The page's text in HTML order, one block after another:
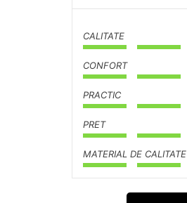
CALITATE
CONFORT
PRACTIC
PRET
MATERIAL DE CALITATE